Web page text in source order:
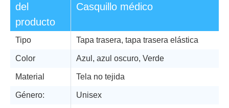
del
producto
Casquillo médico
Tipo Tapa trasera, tapa trasera elástica
Color Azul, azul oscuro, Verde
Material Tela no tejida
Género: Unisex